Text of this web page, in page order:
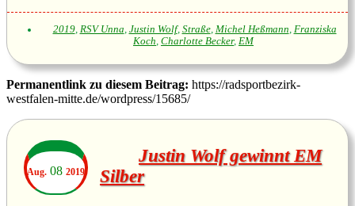
2019, RSV Unna Justin Wolf, Straße, Michel Heßmann Franziska
Koch Charlotte Becker, EM
Permanentlink zu diesem Beitrag: https://radsportbezirk-
westfalen-mitte.de/wordpress/15685/
Aug. 08 2019
Justin Wolf gewinnt EM
Silber